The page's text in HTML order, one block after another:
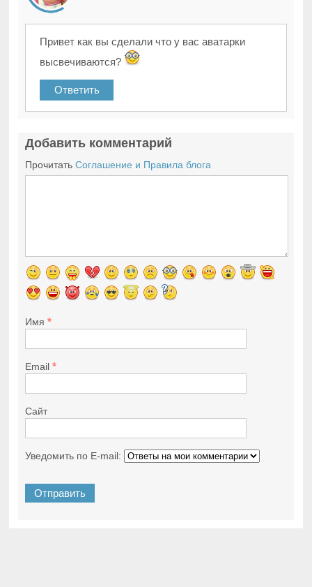
Привет как вы сделали что у вас аватарки
высвечиваются?
Ответить
Добавить комментарий
ПрочитатьСоглашение и Правила блога
Имя*
Email*
Сайт
Уведомить по E-mail: